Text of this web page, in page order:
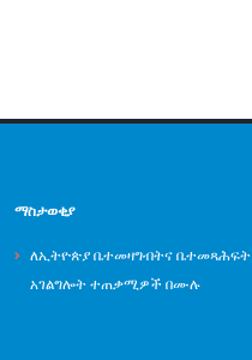
ማስታወቂያ
ለኢትዮጵያ ቤተመዛግብትና ቤተመጻሕፍት
አገልግሎት ተጠቃሚዎች በሙሉ